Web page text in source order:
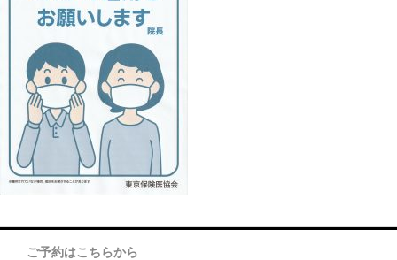
ご予約はこちらから